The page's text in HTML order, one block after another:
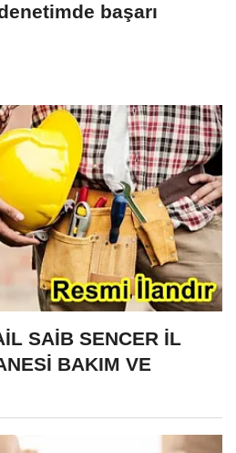
başarı
SAİB SENCER İL
BAKIM VE